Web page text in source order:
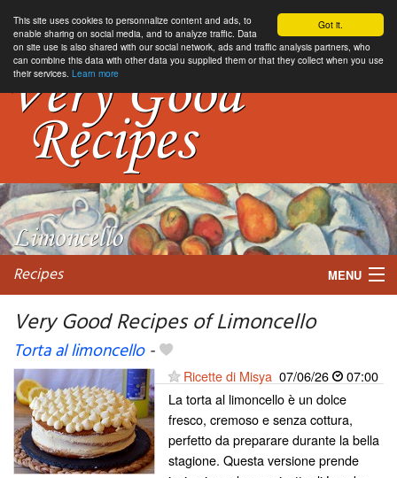
Got it.
This site uses cookies to personnalize content and ads, to
enable sharing on social media, and to analyze traffic. Data
on site use is also shared with our social network, ads and traffic analysis partners, who
can combine this data with other data you supplied them or that they collect when you use
their services. Learn more
Recipes MENU
My favorite blogs
Very Good Recipes of Limoncello
Torta al limoncello-
Ricette di Misya 07/06/26
07:00
La torta al limoncello è un dolce
fresco, cremoso e senza cottura,
perfetto da preparare durante la bella
stagione. Questa versione prende